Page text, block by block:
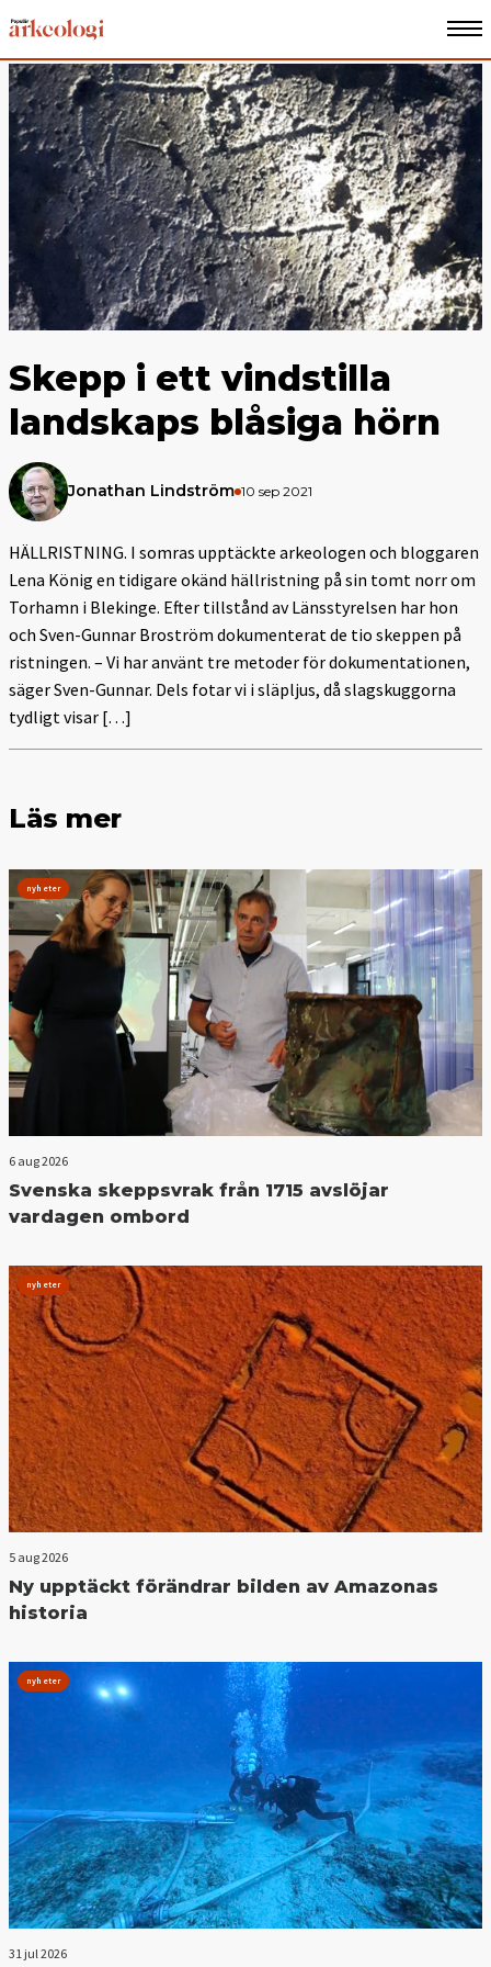
Skepp i ett vindstilla
landskaps blåsiga hörn
Jonathan Lindström 10 sep 2021
HÄLLRISTNING. I somras upptäckte arkeologen och bloggaren
Lena König en tidigare okänd hällristning på sin tomt norr om
Torhamn i Blekinge. Efter tillstånd av Länsstyrelsen har hon
och Sven-Gunnar Broström dokumenterat de tio skeppen på
ristningen. – Vi har använt tre metoder för dokumentationen,
säger Sven-Gunnar. Dels fotar vi i släpljus, då slagskuggorna
tydligt visar […]
Läs mer
nyheter
6 aug 2026
Svenska skeppsvrak från 1715 avslöjar
vardagen ombord
nyheter
5 aug 2026
Ny upptäckt förändrar bilden av Amazonas
historia
nyheter
31 jul 2026